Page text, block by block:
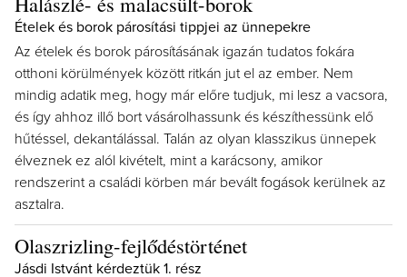
Ételek és borok párosítási tippjei az ünnepekre
Az ételek és borok párosításának igazán tudatos fokára
otthoni körülmények között ritkán jut el az ember. Nem
mindig adatik meg, hogy már előre tudjuk, mi lesz a vacsora,
és így ahhoz illő bort vásárolhassunk és készíthessünk elő
hűtéssel, dekantálással. Talán az olyan klasszikus ünnepek
élveznek ez alól kivételt, mint a karácsony, amikor
rendszerint a családi körben már bevált fogások kerülnek az
asztalra.
Olaszrizling-fejlődéstörténet
Jásdi Istvánt kérdeztük 1. rész